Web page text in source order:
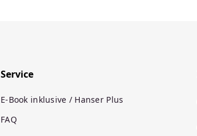
Service
E-Book inklusive / Hanser Plus
FAQ